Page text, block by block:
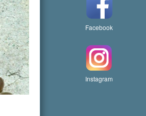
Facebook
Instagram